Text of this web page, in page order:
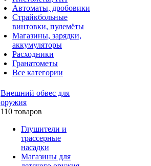
Автоматы, дробовики
Страйкбольные
винтовки, пулемёты
Магазины, зарядки,
аккумуляторы
Расходники
Гранатометы
Все категории
Внешний обвес для
оружия
110 товаров
Глушители и
трассерные
насадки
Магазины для